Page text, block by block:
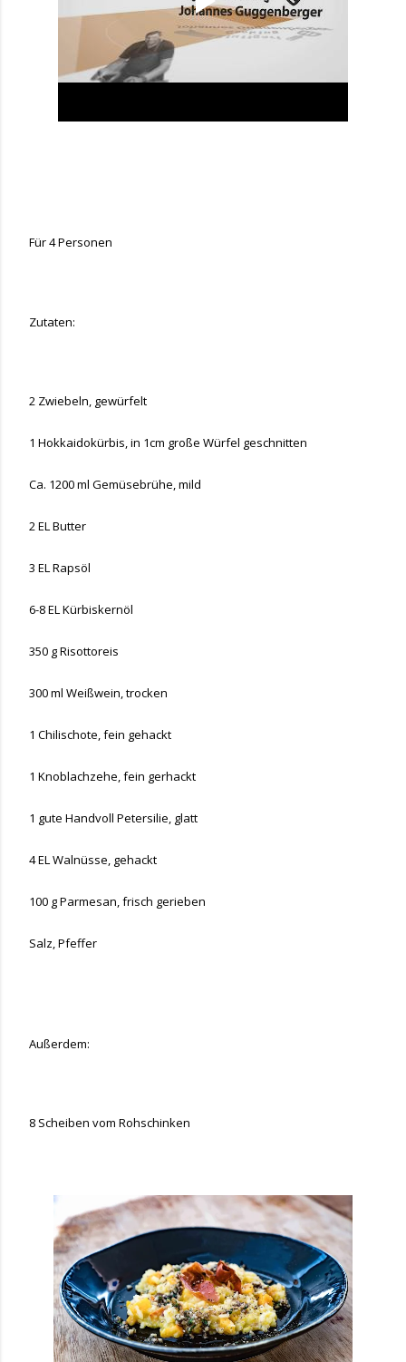
Für 4 Personen
Zutaten:
2 Zwiebeln, gewürfelt
1 Hokkaidokürbis, in 1cm große Würfel geschnitten
Ca. 1200 ml Gemüsebrühe, mild
2 EL Butter
3 EL Rapsöl
6-8 EL Kürbiskernöl
350 g Risottoreis
300 ml Weißwein, trocken
1 Chilischote, fein gehackt
1 Knoblachzehe, fein gerhackt
1 gute Handvoll Petersilie, glatt
4 EL Walnüsse, gehackt
100 g Parmesan, frisch gerieben
Salz, Pfeffer
Außerdem:
8 Scheiben vom Rohschinken